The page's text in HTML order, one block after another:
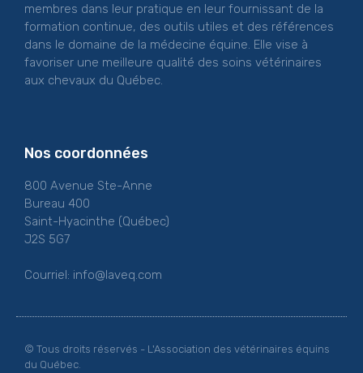
membres dans leur pratique en leur fournissant de la
formation continue, des outils utiles et des références
dans le domaine de la médecine équine. Elle vise à
favoriser une meilleure qualité des soins vétérinaires
aux chevaux du Québec.
Nos coordonnées
800 Avenue Ste-Anne
Bureau 400
Saint-Hyacinthe (Québec)
J2S 5G7
Courriel: info@laveq.com
© Tous droits réservés - L'Association des vétérinaires équins
du Québec.